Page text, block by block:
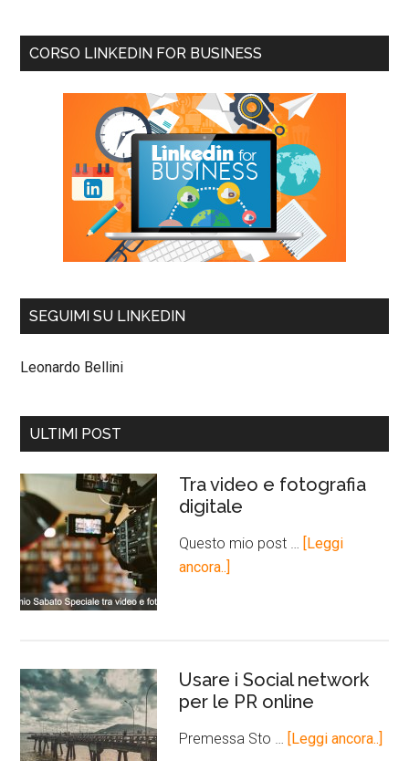
CORSO LINKEDIN FOR BUSINESS
SEGUIMI SU LINKEDIN
Leonardo Bellini
ULTIMI POST
Tra video e fotografia
digitale
Questo mio post … [Leggi
ancora..]
Usare i Social network
per le PR online
Premessa Sto … [Leggi ancora..]